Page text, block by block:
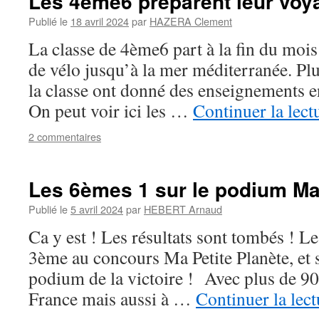
Publié le 18 avril 2024par HAZERA Clement
La classe de 4ème6 part à la fin du
de vélo jusqu’à la mer méditerranée.
la classe ont donné des enseignements
On peut voir ici les … Continuer la
2 commentaires
Les 6èmes 1 sur le podium
Publié le5 avril 2024par HEBERT Arnaud
Ca y est ! Les résultats sont tombés !
3ème au concours Ma Petite Planète,
podium de la victoire ! Avec plus de
France mais aussi à … Continuer la